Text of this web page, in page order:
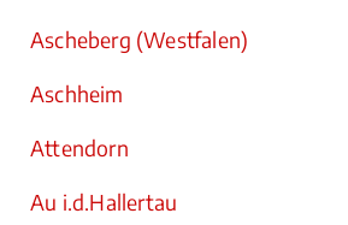
Ascheberg (Westfalen)
Aschheim
Attendorn
Au i.d.Hallertau